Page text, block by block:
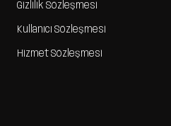
Gizlilik Sözleşmesi
Kullanıcı Sözleşmesi
Hizmet Sözleşmesi